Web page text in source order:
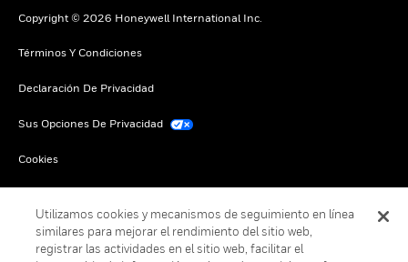
Copyright © 2026 Honeywell International Inc.
Términos Y Condiciones
Declaración De Privacidad
Sus Opciones De Privacidad
Cookies
Utilizamos cookies y mecanismos de seguimiento en línea
similares para mejorar el rendimiento del sitio web,
registrar las actividades en el sitio web, facilitar el